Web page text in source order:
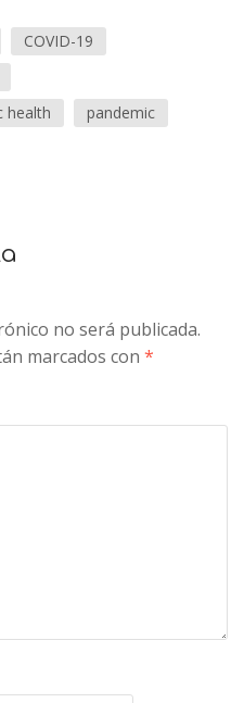
COVID-19
health
pandemic
no será publicada.
marcados con*